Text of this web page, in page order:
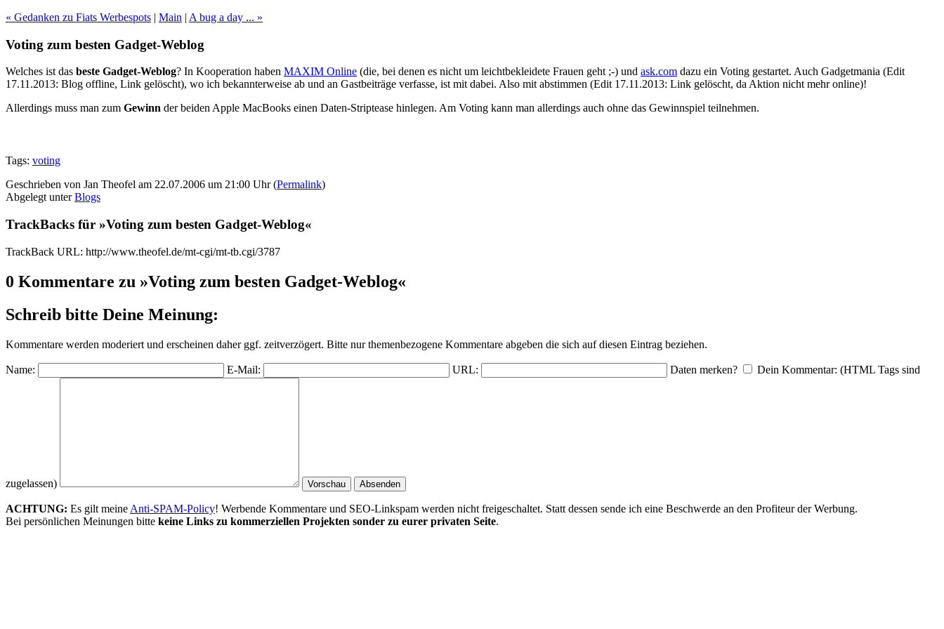
« Gedanken zu Fiats Werbespots | Main | A bug a day ... »
Voting zum besten Gadget-Weblog
Welches ist das beste Gadget-Weblog? In Kooperation haben MAXIM Online (die, bei denen es nicht um leichtbekleidete Frauen geht ;-) und ask.com dazu ein Voting gestartet. Auch Gadgetmania (Edit
17.11.2013: Blog offline, Link gelöscht), wo ich bekannterweise ab und an Gastbeiträge verfasse, ist mit dabei. Also mit abstimmen (Edit 17.11.2013: Link gelöscht, da Aktion nicht mehr online)!
Allerdings muss man zum Gewinn der beiden Apple MacBooks einen Daten-Striptease hinlegen. Am Voting kann man allerdings auch ohne das Gewinnspiel teilnehmen.
Tags: voting
Geschrieben von Jan Theofel am 22.07.2006 um 21:00 Uhr (Permalink)
Abgelegt unterBlogs
TrackBacks für »Voting zum besten Gadget-Weblog«
TrackBack URL: http://www.theofel.de/mt-cgi/mt-tb.cgi/3787
0 Kommentare zu »Voting zum besten Gadget-Weblog«
Schreib bitte Deine Meinung:
Kommentare werden moderiert und erscheinen daher ggf. zeitverzögert. Bitte nur themenbezogene Kommentare abgeben die sich auf diesen Eintrag beziehen.
Name: E-Mail: URL: Daten merken? Dein Kommentar: (HTML Tags sind
zugelassen)
ACHTUNG: Es gilt meine Anti-SPAM-Policy! Werbende Kommentare und SEO-Linkspam werden nicht freigeschaltet. Statt dessen sende ich eine Beschwerde an den Profiteur der Werbung.
Bei persönlichen Meinungen bitte keine Links zu kommerziellen Projekten sonder zu eurer privaten Seite.